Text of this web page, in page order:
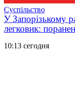
Суспільство
У Запорізькому
легковик:
10:13 сегодня